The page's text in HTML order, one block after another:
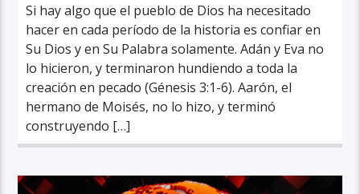
Si hay algo que el pueblo de Dios ha necesitado
hacer en cada período de la historia es confiar en
Su Dios y en Su Palabra solamente. Adán y Eva no
lo hicieron, y terminaron hundiendo a toda la
creación en pecado (Génesis 3:1-6). Aarón, el
hermano de Moisés, no lo hizo, y terminó
construyendo […]